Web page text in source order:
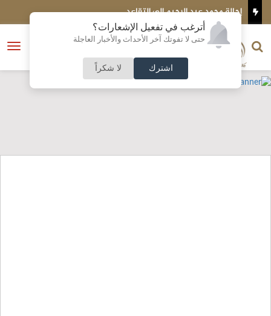
أترغب في تفعيل الإشعارات؟
حتى لا تفوتك آخر الأحداث والأخبار العاجلة
اشترك لا شكراً
إلى التقاعد التربية: إنشاء مبنيين
فتح
الناشر و رئيس التحرير
النسخة الكاملة